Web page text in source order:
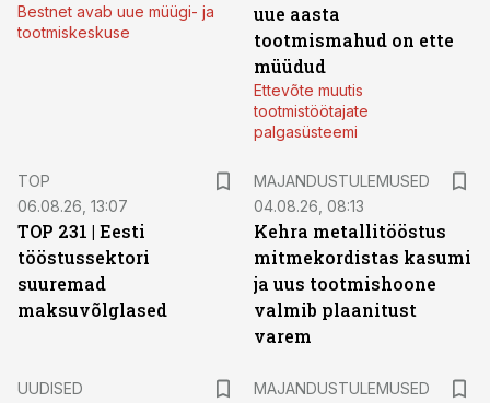
Bestnet avab uue müügi- ja
tootmiskeskuse
uue aasta
tootmismahud on ette
müüdud
Ettevõte muutis
tootmistöötajate
palgasüsteemi
TOP
06.08.26, 13:07
TOP 231 | Eesti
tööstussektori
suuremad
maksuvõlglased
MAJANDUSTULEMUSED
04.08.26, 08:13
Kehra metallitööstus
mitmekordistas kasumi
ja uus tootmishoone
valmib plaanitust
varem
UUDISED
MAJANDUSTULEMUSED